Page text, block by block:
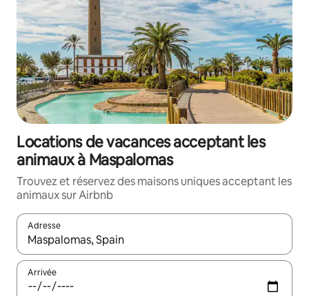
Locations de vacances acceptant les
animaux à Maspalomas
Trouvez et réservez des maisons uniques acceptant les
animaux sur Airbnb
Adresse
Lorsque les résultats s'affichent, utilisez les flèches vers le
Arrivée